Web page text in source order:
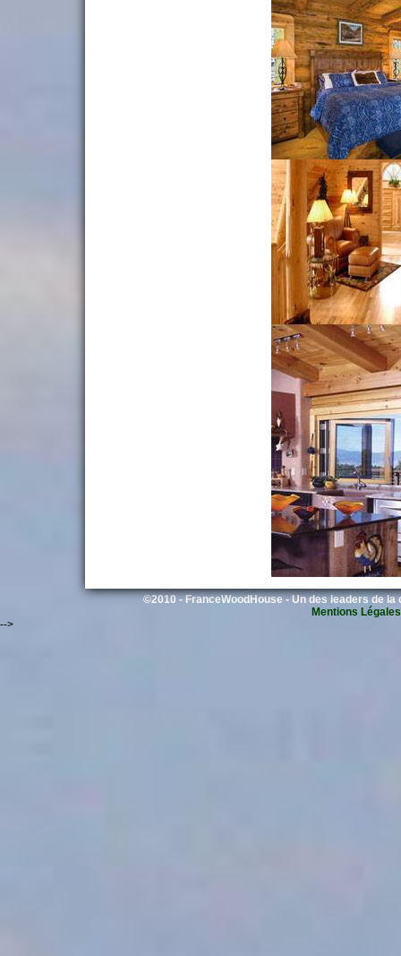
©2010 - FranceWoodHouse - Un des leaders de
Mentions Légales
-->